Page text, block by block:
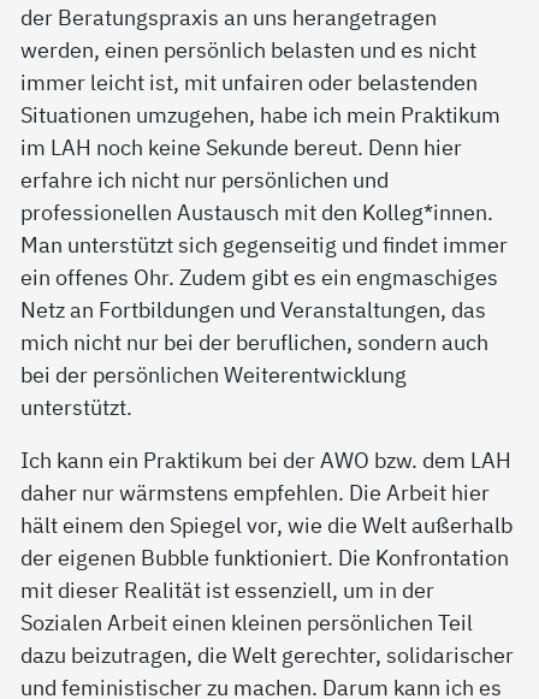
der Beratungspraxis an uns herangetragen
werden, einen persönlich belasten und es nicht
immer leicht ist, mit unfairen oder belastenden
Situationen umzugehen, habe ich mein Praktikum
im LAH noch keine Sekunde bereut. Denn hier
erfahre ich nicht nur persönlichen und
professionellen Austausch mit den Kolleg*innen.
Man unterstützt sich gegenseitig und findet immer
ein offenes Ohr. Zudem gibt es ein engmaschiges
Netz an Fortbildungen und Veranstaltungen, das
mich nicht nur bei der beruflichen, sondern auch
bei der persönlichen Weiterentwicklung
unterstützt.
Ich kann ein Praktikum bei der AWO bzw. dem LAH
daher nur wärmstens empfehlen. Die Arbeit hier
hält einem den Spiegel vor, wie die Welt außerhalb
der eigenen Bubble funktioniert. Die Konfrontation
mit dieser Realität ist essenziell, um in der
Sozialen Arbeit einen kleinen persönlichen Teil
dazu beizutragen, die Welt gerechter, solidarischer
und feministischer zu machen. Darum kann ich es